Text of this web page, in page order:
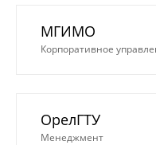
МГИМО
Корпоративное
ОрелГТУ
Менеджмент